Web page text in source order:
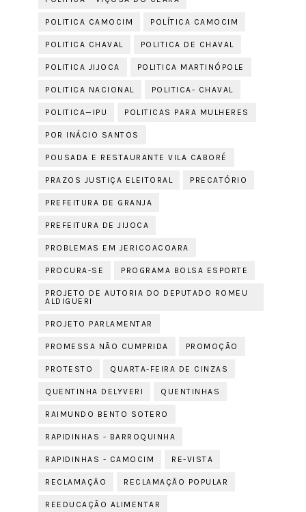
POLITICA CAMOCIM POLÍTICA CAMOCIM
POLITICA CHAVAL POLITICA DE CHAVAL
POLITICA JIJOCA POLITICA MARTINÓPOLE
POLITICA NACIONAL POLITICA- CHAVAL
POLITICA—IPU POLITICAS PARA MULHERES
POR INÁCIO SANTOS
POUSADA E RESTAURANTE VILA CABORÉ
PRAZOS JUSTIÇA ELEITORAL PRECATÓRIO
PREFEITURA DE GRANJA
PREFEITURA DE JIJOCA
PROBLEMAS EM JERICOACOARA
PROCURA-SE PROGRAMA BOLSA ESPORTE
PROJETO DE AUTORIA DO DEPUTADO ROMEU
ALDIGUERI
PROJETO PARLAMENTAR
PROMESSA NÃO CUMPRIDA PROMOÇÃO
PROTESTO QUARTA-FEIRA DE CINZAS
QUENTINHA DELYVERI QUENTINHAS
RAIMUNDO BENTO SOTERO
RAPIDINHAS - BARROQUINHA
RAPIDINHAS - CAMOCIM RE-VISTA
RECLAMAÇÃO RECLAMAÇÃO POPULAR
REEDUCAÇÃO ALIMENTAR